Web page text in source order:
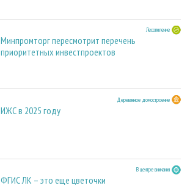
Лесопиление
Минпромторг пересмотрит перечень
приоритетных инвестпроектов
Деревянное домостроение
ИЖС в 2025 году
В центре внимания
ФГИС ЛК – это еще цветочки